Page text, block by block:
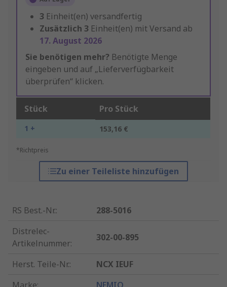
3 Einheit(en) versandfertig
Zusätzlich 3 Einheit(en) mit Versand ab
17. August 2026
Sie benötigen mehr? Benötigte Menge
eingeben und auf „Lieferverfügbarkeit
überprüfen“ klicken.
Stück Pro Stück
1 + 153,16 €
*Richtpreis
Zu einer Teileliste hinzufügen
RS Best.-Nr.:
288-5016
Distrelec-
Artikelnummer:
302-00-895
Herst. Teile-Nr.:
NCX IEUF